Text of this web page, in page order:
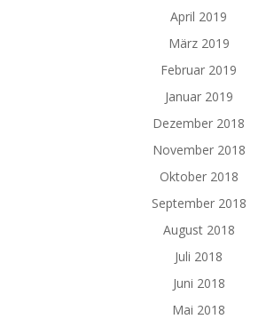
April 2019
März 2019
Februar 2019
Januar 2019
Dezember 2018
November 2018
Oktober 2018
September 2018
August 2018
Juli 2018
Juni 2018
Mai 2018